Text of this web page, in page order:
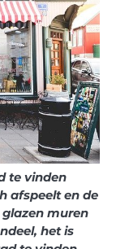
te vinden
afspeelt en de
muren
het is